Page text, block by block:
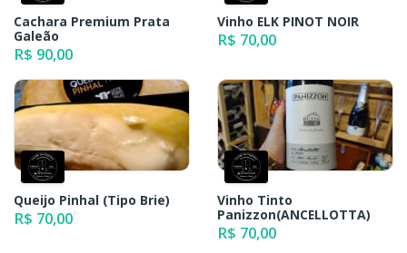
Cachara Premium Prata
Galeão
R$ 90,00
Vinho ELK PINOT NOIR
R$ 70,00
Queijo Pinhal (Tipo Brie)
R$ 70,00
Vinho Tinto
Panizzon(ANCELLOTTA)
R$ 70,00